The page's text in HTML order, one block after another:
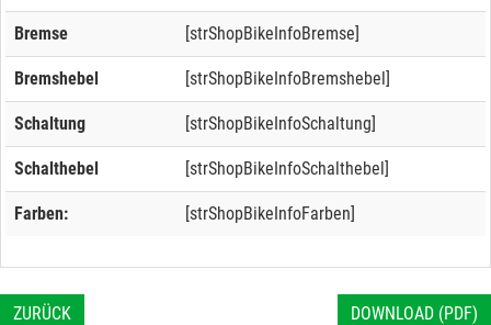
Bremse [strShopBikeInfoBremse]
Bremshebel [strShopBikeInfoBremshebel]
Schaltung [strShopBikeInfoSchaltung]
Schalthebel [strShopBikeInfoSchalthebel]
Farben: [strShopBikeInfoFarben]
ZURÜCK DOWNLOAD (PDF)